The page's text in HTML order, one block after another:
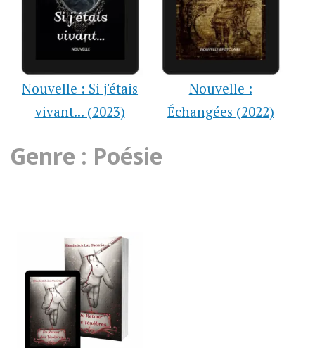
Nouvelle : Si j'étais
vivant... (2023)
Nouvelle :
Échangées (2022)
Genre : Poésie